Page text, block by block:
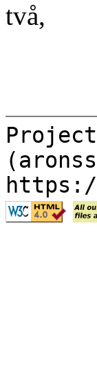
två,